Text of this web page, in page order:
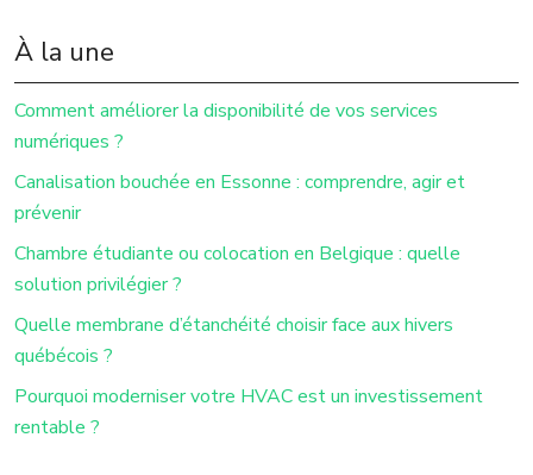
À la une
Comment améliorer la disponibilité de vos services
numériques ?
Canalisation bouchée en Essonne : comprendre, agir et
prévenir
Chambre étudiante ou colocation en Belgique : quelle
solution privilégier ?
Quelle membrane d’étanchéité choisir face aux hivers
québécois ?
Pourquoi moderniser votre HVAC est un investissement
rentable ?